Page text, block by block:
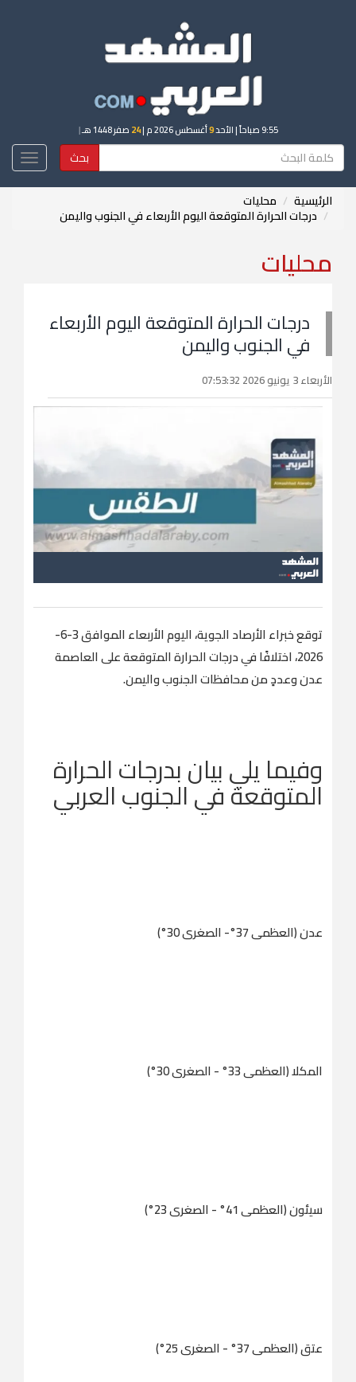
9:55 صباحاً | الأحد9أغسطس 2026 م | 24 صفر 1448 هـ |
بحث
الرئيسية محليات
درجات الحرارة المتوقعة اليوم الأربعاء في الجنوب واليمن
محليات
درجات الحرارة المتوقعة اليوم الأربعاء
في الجنوب واليمن
الأربعاء 3 يونيو 2026 07:53:32
توقع خبراء الأرصاد الجوية، اليوم الأربعاء الموافق 3-6-
2026، اختلافًا في درجات الحرارة المتوقعة على العاصمة
عدن وعددٍ من محافظات الجنوب واليمن.
وفيما يلي بيان بدرجات الحرارة
المتوقعة في الجنوب العربي
عدن (العظمى 37°- الصغرى 30°)
المكلا (العظمى 33° - الصغرى 30°)
سيئون (العظمى 41° - الصغرى 23°)
عتق (العظمى 37° - الصغرى 25°)